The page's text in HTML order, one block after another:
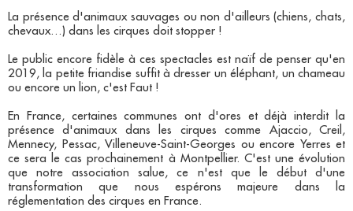
La présence d'animaux sauvages ou non d'ailleurs (chiens, chats,
chevaux…) dans les cirques doit stopper !
Le public encore fidèle à ces spectacles est naïf de penser qu'en
2019, la petite friandise suffit à dresser un éléphant, un chameau
ou encore un lion, c'est Faut !
En France, certaines communes ont d'ores et déjà interdit la
présence d'animaux dans les cirques comme Ajaccio, Creil,
Mennecy, Pessac, Villeneuve-Saint-Georges ou encore Yerres et
ce sera le cas prochainement à Montpellier. C'est une évolution
que notre association salue, ce n'est que le début d'une
transformation que nous espérons majeure dans la
réglementation des cirques en France.